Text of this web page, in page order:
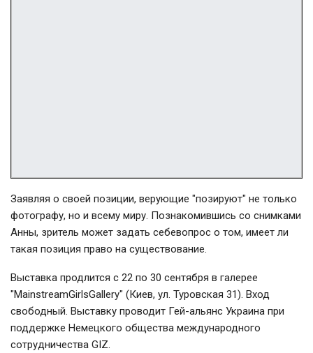
Заявляя о своей позиции, верующие "позируют" не только
фотографу, но и всему миру. Познакомившись со снимками
Анны, зритель может задать себевопрос о том, имеет ли
такая позиция право на существование.
Выставка продлится с 22 по 30 сентября в галерее
"MainstreamGirlsGallery" (Киев, ул. Туровская 31). Вход
свободный. Выставку проводит Гей-альянс Украина при
поддержке Немецкого общества международного
сотрудничества GIZ.